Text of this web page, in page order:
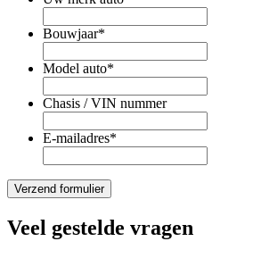
Bouwjaar*
Model auto*
Chasis / VIN nummer
E-mailadres*
Veel gestelde vragen